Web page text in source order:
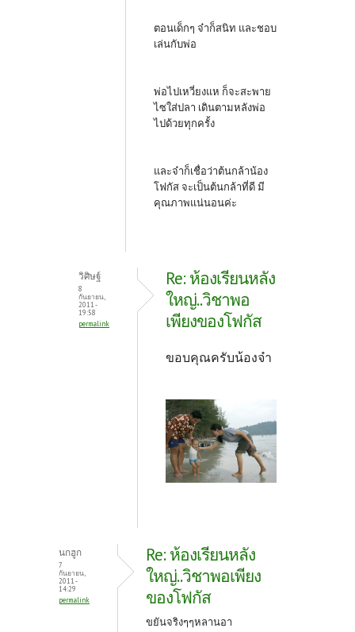
ตอนเด็กๆ จ๋าก็สนิท และชอบ
เล่นกับพ่อ
พ่อไปเหวี่ยงแห ก็จะสะพาย
ไซใส่ปลา เดินตามหลังพ่อ
ไปด้วยทุกครั้ง
และจ๋าก็เชื่อว่าต้นกล้าน้อง
โฟกัส จะเป็นต้นกล้าที่ดี มี
คุณภาพแน่นอนค่ะ
วิศิษฐ์
8
กันยายน,
2011 -
19:58
permalink
Re: ห้องเรียนหลัง
ใหญ่..วิชาพอ
เพียงของโฟกัส
ขอบคุณครับน้องจ๋า
นกฮูก
7
กันยายน,
2011 -
14:29
permalink
Re: ห้องเรียนหลัง
ใหญ่..วิชาพอเพียง
ของโฟกัส
ขยันจริงๆๆหลานอา